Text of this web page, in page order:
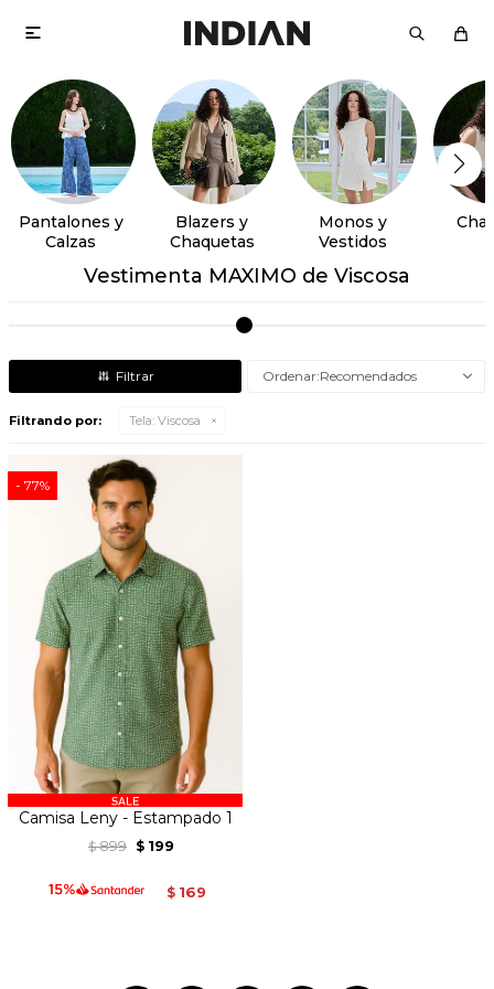

Pantalones y
Calzas
Blazers y
Chaquetas
Monos y
Vestidos
Vestimenta MAXIMO de Viscosa
Recomendados
Filtrando por: Tela: Viscosa
77
Camisa Leny - Estampado 1
$ 899 $ 199
$ 169